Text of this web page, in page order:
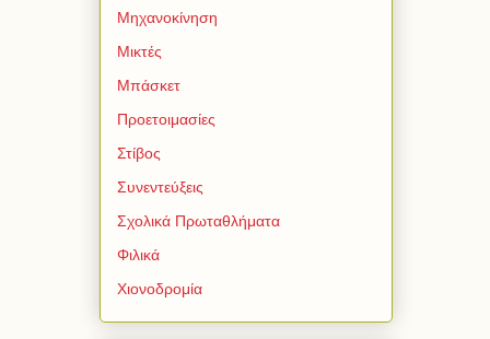
Μηχανοκίνηση
Μικτές
Μπάσκετ
Προετοιμασίες
Στίβος
Συνεντεύξεις
Σχολικά Πρωταθλήματα
Φιλικά
Χιονοδρομία